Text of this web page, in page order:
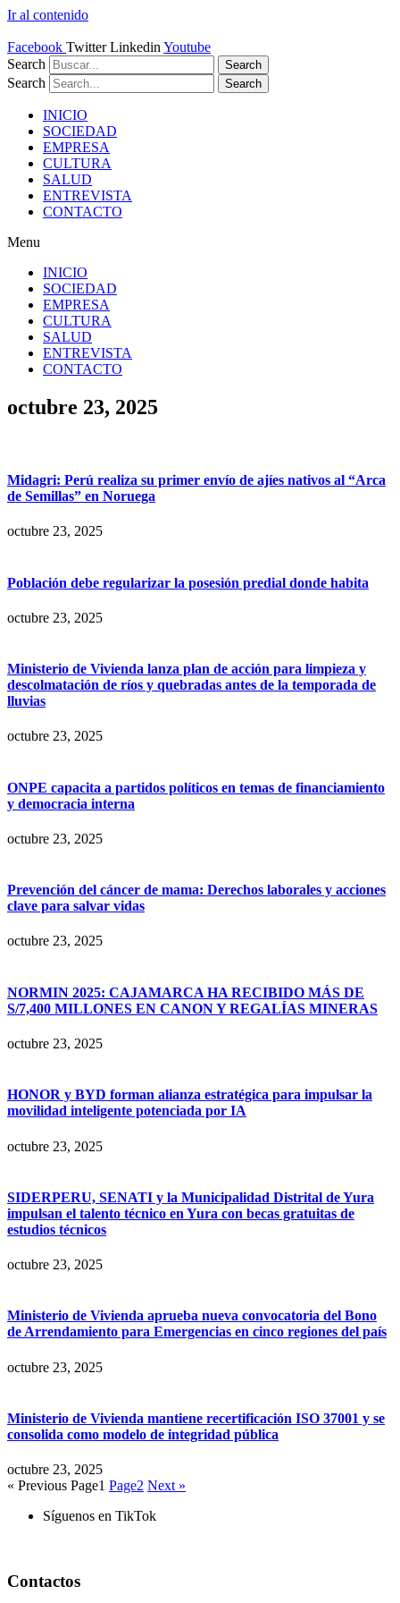
Ir al contenido
Facebook Twitter Linkedin Youtube
Search
Search
Search Search
INICIO
SOCIEDAD
EMPRESA
CULTURA
SALUD
ENTREVISTA
CONTACTO
Menu
INICIO
SOCIEDAD
EMPRESA
CULTURA
SALUD
ENTREVISTA
CONTACTO
octubre 23, 2025
Midagri: Perú realiza su primer envío de ajíes nativos al “Arca
de Semillas” en Noruega
octubre 23, 2025
Población debe regularizar la posesión predial donde habita
octubre 23, 2025
Ministerio de Vivienda lanza plan de acción para limpieza y
descolmatación de ríos y quebradas antes de la temporada de
lluvias
octubre 23, 2025
ONPE capacita a partidos políticos en temas de financiamiento
y democracia interna
octubre 23, 2025
Prevención del cáncer de mama: Derechos laborales y acciones
clave para salvar vidas
octubre 23, 2025
NORMIN 2025: CAJAMARCA HA RECIBIDO MÁS DE
S/7,400 MILLONES EN CANON Y REGALÍAS MINERAS
octubre 23, 2025
HONOR y BYD forman alianza estratégica para impulsar la
movilidad inteligente potenciada por IA
octubre 23, 2025
SIDERPERU, SENATI y la Municipalidad Distrital de Yura
impulsan el talento técnico en Yura con becas gratuitas de
estudios técnicos
octubre 23, 2025
Ministerio de Vivienda aprueba nueva convocatoria del Bono
de Arrendamiento para Emergencias en cinco regiones del país
octubre 23, 2025
Ministerio de Vivienda mantiene recertificación ISO 37001 y se
consolida como modelo de integridad pública
octubre 23, 2025
« Previous Page1 Page2 Next »
Síguenos en TikTok
Contactos